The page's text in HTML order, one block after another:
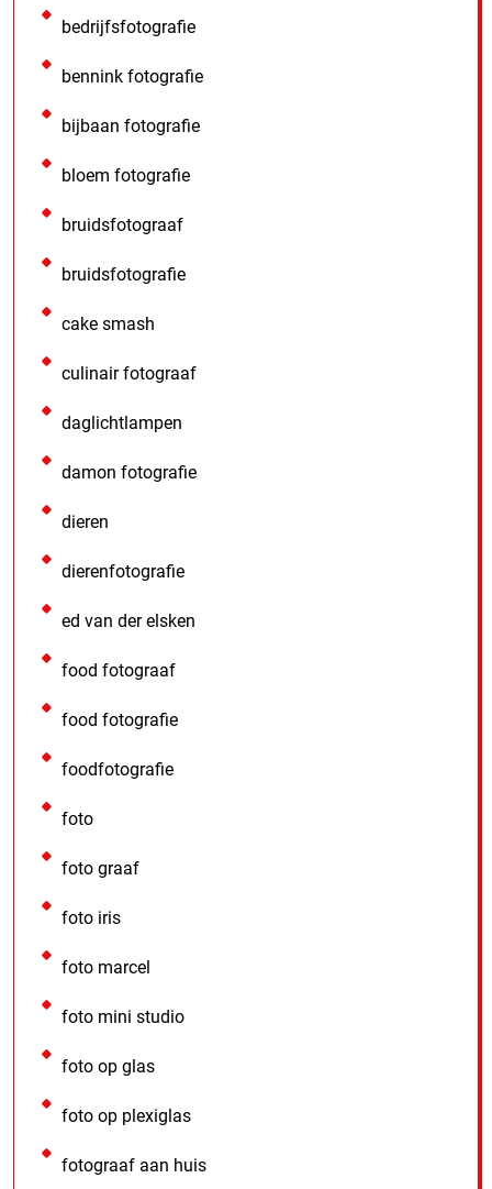
bedrijfsfotografie
bennink fotografie
bijbaan fotografie
bloem fotografie
bruidsfotograaf
bruidsfotografie
cake smash
culinair fotograaf
daglichtlampen
damon fotografie
dieren
dierenfotografie
ed van der elsken
food fotograaf
food fotografie
foodfotografie
foto
foto graaf
foto iris
foto marcel
foto mini studio
foto op glas
foto op plexiglas
fotograaf aan huis